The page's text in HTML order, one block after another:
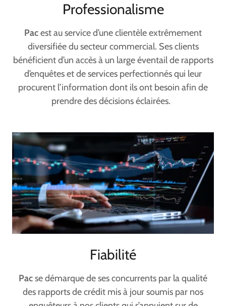
Professionalisme
Pacest au service d’une clientèle extrêmement
diversifiée du secteur commercial. Ses clients
bénéficient d’un accès à un large éventail de rapports
d’enquêtes et de services perfectionnés qui leur
procurent l’information dont ils ont besoin afin de
prendre des décisions éclairées.
Fiabilité
Pacse démarque de ses concurrents par la qualité
des rapports de crédit mis à jour soumis par nos